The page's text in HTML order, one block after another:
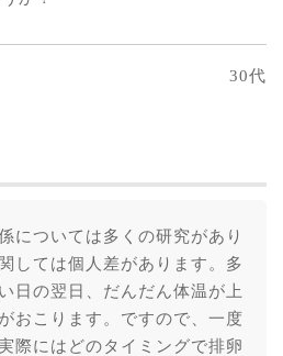
30代
については多くの研究があり
しては個人差があります。多
日の翌日、だんだん体温が上
おこります。ですので、一度
際にはどのタイミングで排卵